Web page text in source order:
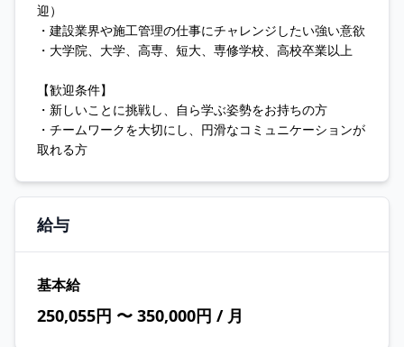
迎）
・建設業界や施工管理の仕事にチャレンジしたい強い意欲
・大学院、大学、高専、短大、専修学校、高校卒業以上
【歓迎条件】
・新しいことに挑戦し、自ら学ぶ姿勢をお持ちの方
・チームワークを大切にし、円滑なコミュニケーションが
取れる方
給与
基本給
250,055円 〜 350,000円 / 月